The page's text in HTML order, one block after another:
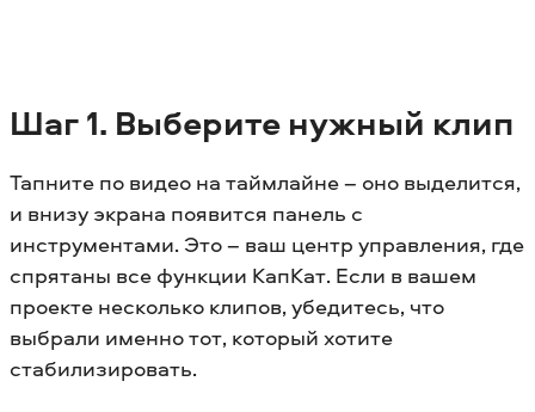
Шаг 1. Выберите нужный клип
Тапните по видео на таймлайне – оно выделится,
и внизу экрана появится панель с
инструментами. Это – ваш центр управления, где
спрятаны все функции КапКат. Если в вашем
проекте несколько клипов, убедитесь, что
выбрали именно тот, который хотите
стабилизировать.